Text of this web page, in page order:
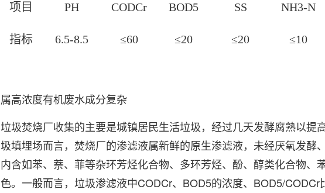
项目 PH CODCr BOD5 SS NH3-N
指标 6.5-8.5 ≤60 ≤20 ≤20 ≤10
属高浓度有机废水成分复杂
垃圾焚烧厂收集的主要是城镇居民生活垃圾，经过几天发酵腐熟以提
圾填埋场而言，焚烧厂的渗滤液属新鲜的原生渗滤液，未经厌氧发酵
内含如苯、萘、菲等杂环芳烃化合物、多环芳烃、酚、醇类化合物
色。一般而言，垃圾渗滤液中CODCr、BOD5的浓度、BOD5/